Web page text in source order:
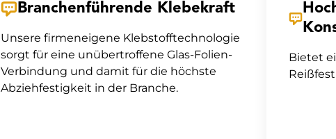
Branchenführende Klebekraft
Unsere firmeneigene Klebstofftechnologie
sorgt für eine unübertroffene Glas-Folien-
Verbindung und damit für die höchste
Abziehfestigkeit in der Branche.
Bietet